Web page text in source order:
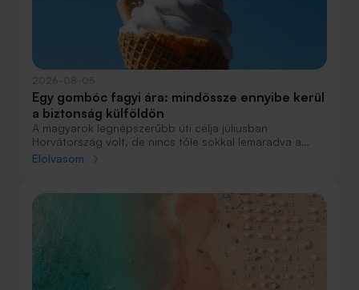
Egy gombóc fagyi ára: mindössze ennyibe kerül
a biztonság külföldön
A magyarok legnépszerűbb úti célja júliusban
Horvátország volt, de nincs tőle sokkal lemaradva a
júniust megnyerő Olaszország sem. A tengerparti
nyaralásnak, mint repülővel.
Elolvasom